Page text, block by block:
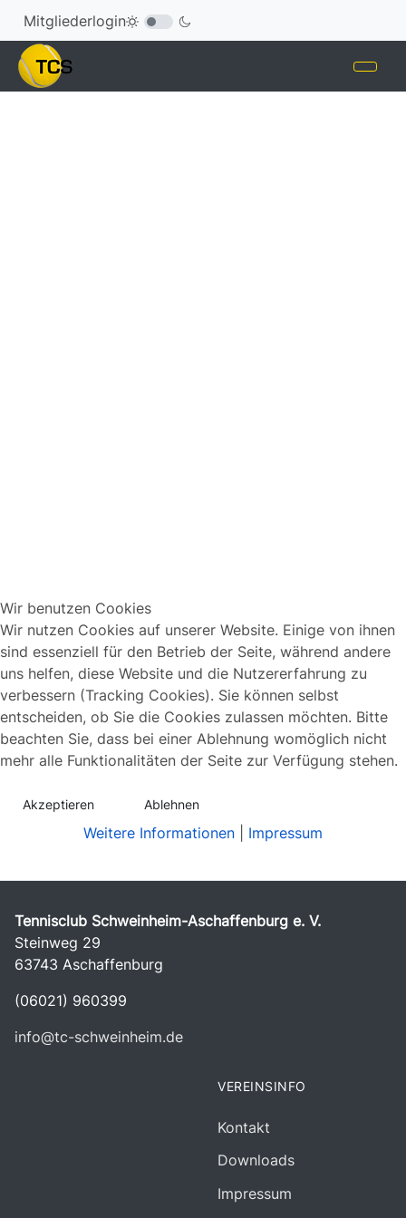
Mitgliederlogin
Tennisclub Schweinheim-Aschaffenburg e. V.
Steinweg 29
63743 Aschaffenburg
(06021) 960399
info@tc-schweinheim.de
VEREINSINFO
Kontakt
Downloads
Impressum
Wir benutzen Cookies
Wir nutzen Cookies auf unserer Website. Einige von ihnen
sind essenziell für den Betrieb der Seite, während andere
uns helfen, diese Website und die Nutzererfahrung zu
verbessern (Tracking Cookies). Sie können selbst
entscheiden, ob Sie die Cookies zulassen möchten. Bitte
beachten Sie, dass bei einer Ablehnung womöglich nicht
mehr alle Funktionalitäten der Seite zur Verfügung stehen.
Akzeptieren Ablehnen
Weitere Informationen Impressum